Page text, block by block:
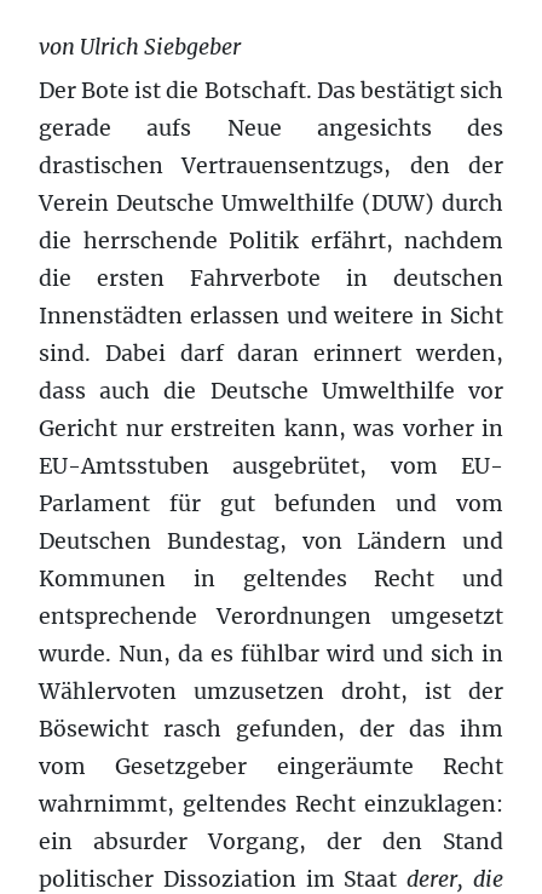
von Ulrich Siebgeber
Der Bote ist die Botschaft. Das bestätigt sich
gerade aufs Neue angesichts des
drastischen Vertrauensentzugs, den der
Verein Deutsche Umwelthilfe (DUW) durch
die herrschende Politik erfährt, nachdem
die ersten Fahrverbote in deutschen
Innenstädten erlassen und weitere in Sicht
sind. Dabei darf daran erinnert werden,
dass auch die Deutsche Umwelthilfe vor
Gericht nur erstreiten kann, was vorher in
EU-Amtsstuben ausgebrütet, vom EU-
Parlament für gut befunden und vom
Deutschen Bundestag, von Ländern und
Kommunen in geltendes Recht und
entsprechende Verordnungen umgesetzt
wurde. Nun, da es fühlbar wird und sich in
Wählervoten umzusetzen droht, ist der
Bösewicht rasch gefunden, der das ihm
vom Gesetzgeber eingeräumte Recht
wahrnimmt, geltendes Recht einzuklagen:
ein absurder Vorgang, der den Stand
politischer Dissoziation im Staatderer, die